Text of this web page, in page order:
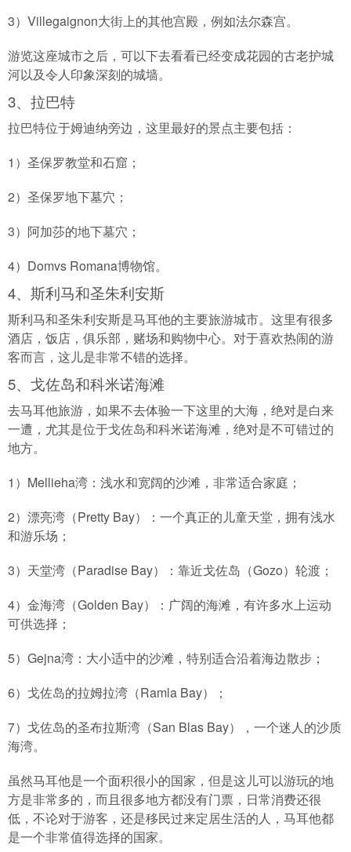
3）Villegaignon大街上的其他宫殿，例如法尔森宫。
游览这座城市之后，可以下去看看已经变成花园的古老护城
河以及令人印象深刻的城墙。
3、拉巴特
拉巴特位于姆迪纳旁边，这里最好的景点主要包括：
1）圣保罗教堂和石窟；
2）圣保罗地下墓穴；
3）阿加莎的地下墓穴；
4）Domvs Romana博物馆。
4、斯利马和圣朱利安斯
斯利马和圣朱利安斯是马耳他的主要旅游城市。这里有很多
酒店，饭店，俱乐部，赌场和购物中心。对于喜欢热闹的游
客而言，这儿是非常不错的选择。
5、戈佐岛和科米诺海滩
去马耳他旅游，如果不去体验一下这里的大海，绝对是白来
一遭，尤其是位于戈佐岛和科米诺海滩，绝对是不可错过的
地方。
1）Mellieha湾：浅水和宽阔的沙滩，非常适合家庭；
2）漂亮湾（Pretty Bay）：一个真正的儿童天堂，拥有浅水
和游乐场；
3）天堂湾（Paradise Bay）：靠近戈佐岛（Gozo）轮渡；
4）金海湾（Golden Bay）：广阔的海滩，有许多水上运动
可供选择；
5）Gejna湾：大小适中的沙滩，特别适合沿着海边散步；
6）戈佐岛的拉姆拉湾（Ramla Bay）；
7）戈佐岛的圣布拉斯湾（San Blas Bay），一个迷人的沙质
海湾。
虽然马耳他是一个面积很小的国家，但是这儿可以游玩的地
方是非常多的，而且很多地方都没有门票，日常消费还很
低，不论对于游客，还是移民过来定居生活的人，马耳他都
是一个非常值得选择的国家。